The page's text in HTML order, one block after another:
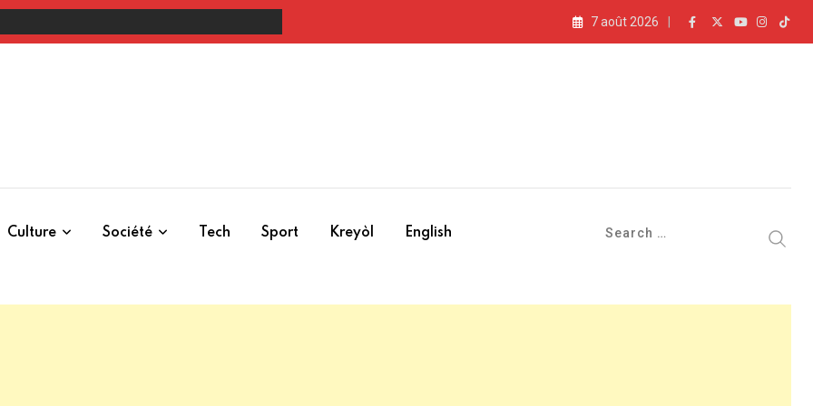
du gigantesque ballroom de Trump à la Maison-Blanche** 7 août 2026
Culture Société Tech Sport Kreyòl English